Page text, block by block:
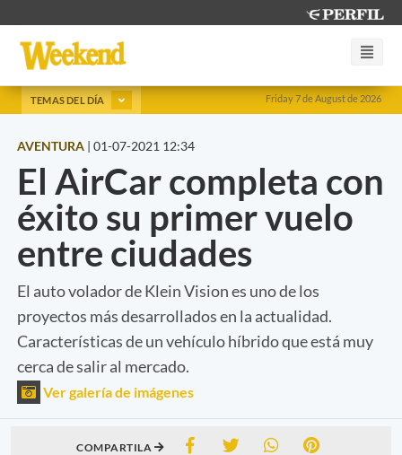
Friday 7 de August de 2026
TEMAS DEL DÍA
AVENTURA | 01-07-2021 12:34
El AirCar completa con
éxito su primer vuelo
entre ciudades
El auto volador de Klein Vision es uno de los
proyectos más desarrollados en la actualidad.
Características de un vehículo híbrido que está muy
cerca de salir al mercado.
Ver galería de imágenes
COMPARTILA